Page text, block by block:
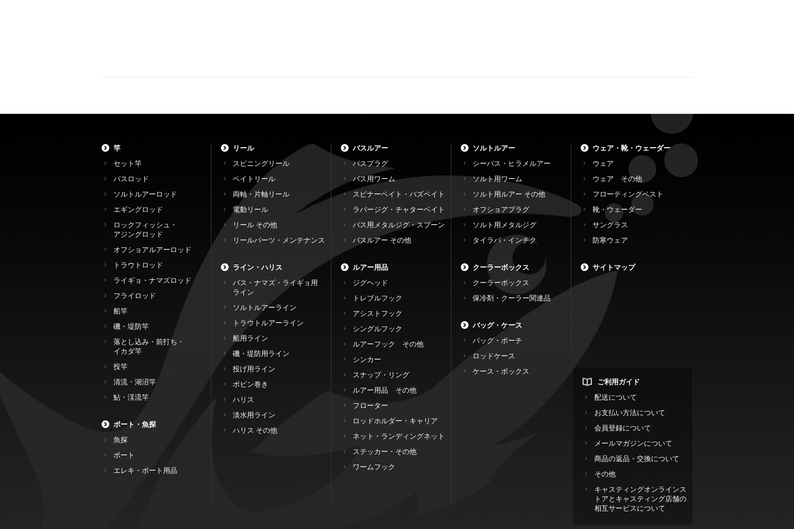
竿
セット竿
バスロッド
ソルトルアーロッド
エギングロッド
ロックフィッシュ・
アジングロッド
オフショアルアーロッド
トラウトロッド
ライギョ・ナマズロッド
フライロッド
船竿
磯・堤防竿
落とし込み・前打ち・
イカダ竿
投竿
清流・湖沼竿
鮎・渓流竿
ボート・魚探
魚探
ボート
エレキ・ボート用品
リール
スピニングリール
ベイトリール
両軸・片軸リール
電動リール
リール その他
リールパーツ・メンテナンス
ライン・ハリス
バス・ナマズ・ライギョ用
ライン
ソルトルアーライン
トラウトルアーライン
船用ライン
磯・堤防用ライン
投げ用ライン
ボビン巻き
ハリス
淡水用ライン
ハリス その他
バスルアー
バスプラグ
バス用ワーム
スピナーベイト・バズベイト
ラバージグ・チャターベイト
バス用メタルジグ・スプーン
バスルアー その他
ルアー用品
ジグヘッド
トレブルフック
アシストフック
シングルフック
ルアーフック その他
シンカー
スナップ・リング
ルアー用品 その他
フローター
ロッドホルダー・キャリア
ネット・ランディングネット
ステッカー・その他
ワームフック
ソルトルアー
シーバス・ヒラメルアー
ソルト用ワーム
ソルト用ルアー その他
オフショアプラグ
ソルト用メタルジグ
タイラバ・インチク
クーラーボックス
クーラーボックス
保冷剤・クーラー関連品
バッグ・ケース
バッグ・ポーチ
ロッドケース
ケース・ボックス
ウェア・靴・ウェーダー
ウェア
ウェア その他
フローティングベスト
靴・ウェーダー
サングラス
防寒ウェア
サイトマップ
ご利用ガイド
配送について
お支払い方法について
会員登録について
メールマガジンについて
商品の返品・交換について
その他
キャスティングオンラインス
トアとキャスティング店舗の
相互サービスについて